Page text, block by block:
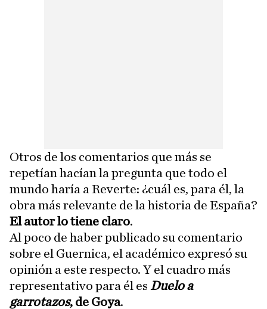
Otros de los comentarios que más se
repetían hacían la pregunta que todo el
mundo haría a Reverte: ¿cuál es, para él, la
obra más relevante de la historia de España?
El autor lo tiene claro.
Al poco de haber publicado su comentario
sobre el Guernica, el académico expresó su
opinión a este respecto. Y el cuadro más
representativo para él es Duelo a
garrotazos, de Goya.